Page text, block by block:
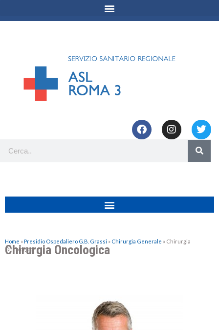
Home »Presidio Ospedaliero G.B. Grassi » Chirurgia Generale » Chirurgia
Oncologica
Chirurgia Oncologica